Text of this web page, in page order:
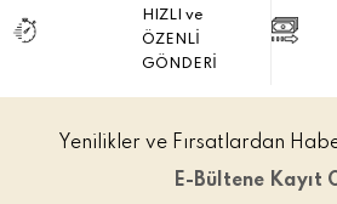
HIZLI ve
ÖZENLİ
GÖNDERİ
Yenilikler ve Fırsatlardan
E-Bültene Kayıt